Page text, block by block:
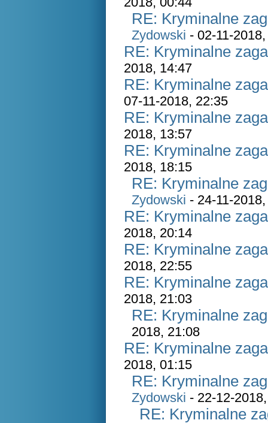
RE: Kryminalne
Zydowski - 02-11-
RE: Kryminalne
2018, 14:47
RE: Kryminalne
07-11-2018, 22:35
RE: Kryminalne
2018, 13:57
RE: Kryminalne
2018, 18:15
RE: Kryminalne
Zydowski - 24-11-
RE: Kryminalne
2018, 20:14
RE: Kryminalne
2018, 22:55
RE: Kryminalne
2018, 21:03
RE: Kryminalne
2018, 21:08
RE: Kryminalne
2018, 01:15
RE: Kryminalne
Zydowski - 22-12-
RE: Kryminalne